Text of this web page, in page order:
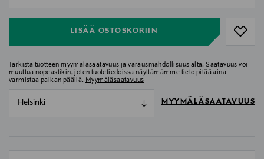
LISÄÄ OSTOSKORIIN
Tarkista tuotteen myymäläsaatavuus ja varausmahdollisuus alta. Saatavuus voi
muuttua nopeastikin, joten tuotetiedoissa näyttämämme tieto pitää aina
varmistaa paikan päällä. Myymäläsaatavuus
Helsinki MYYMÄLÄSAATAVUUS